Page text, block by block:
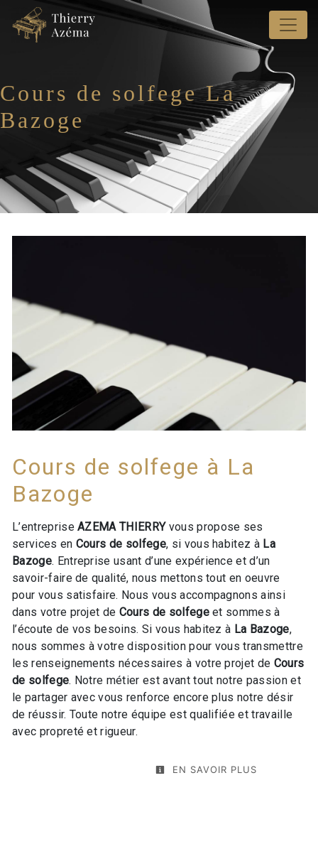
Panneau de gestion des cookies
Cours de solfege La
Bazoge
Cours de solfege à La
Bazoge
L’entrepriseAZEMA THIERRYvous propose ses
services en Cours de solfege, si vous habitez à La
Bazoge. Entreprise usant d’une expérience et d’un
savoir-faire de qualité, nous mettons tout en oeuvre
pour vous satisfaire. Nous vous accompagnons ainsi
dans votre projet de Cours de solfegeet sommes à
l’écoute de vos besoins. Si vous habitez à La Bazoge,
nous sommes à votre disposition pour vous transmettre
les renseignements nécessaires à votre projet de Cours
de solfege. Notre métier est avant tout notre passion et
le partager avec vous renforce encore plus notre désir
de réussir. Toute notre équipe est qualifiée et travaille
avec propreté et rigueur.
EN SAVOIR PLUS